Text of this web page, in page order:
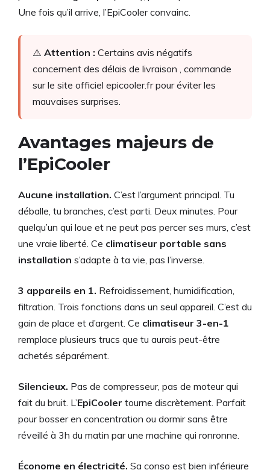
Une fois qu’il arrive, l’EpiCooler convainc.
⚠️ Attention : Certains avis négatifs
concernent des délais de livraison , commande
sur le site officiel epicooler.fr pour éviter les
mauvaises surprises.
Avantages majeurs de
l’EpiCooler
Aucune installation. C’est l’argument principal. Tu
déballe, tu branches, c’est parti. Deux minutes. Pour
quelqu’un qui loue et ne peut pas percer ses murs, c’est
une vraie liberté. Ce climatiseur portable sans
installation s’adapte à ta vie, pas l’inverse.
3 appareils en 1. Refroidissement, humidification,
filtration. Trois fonctions dans un seul appareil. C’est du
gain de place et d’argent. Ce climatiseur 3-en-1
remplace plusieurs trucs que tu aurais peut-être
achetés séparément.
Silencieux. Pas de compresseur, pas de moteur qui
fait du bruit. L’EpiCooler tourne discrètement. Parfait
pour bosser en concentration ou dormir sans être
réveillé à 3h du matin par une machine qui ronronne.
Économe en électricité. Sa conso est bien inférieure